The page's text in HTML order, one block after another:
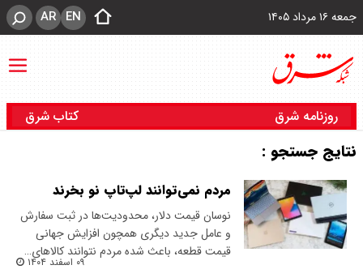
جمعه ۱۶ مرداد ۱۴۰۵ EN
AR
روزنامه شرق کتاب شرق
نتایج جستجو :
مردم نمی‌توانند لپ‌تاپ نو بخرند
نوسان قیمت دلار، محدودیت‌ها در ثبت سفارش
و عامل جدید دیگری همچون افزایش جهانی
قیمت قطعه، باعث شده مردم نتوانند کالاهای…
۰۹ اسفند ۱۴۰۴